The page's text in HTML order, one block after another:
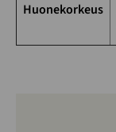
Huonekorkeus